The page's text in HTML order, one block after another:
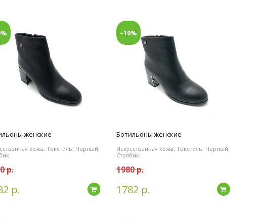
женские
кожа, Текстиль, Черный,
р.
р. Подробнее
–10%
Ботильоны женские
Искусственная кожа, Текстиль, Черный,
Столбик
1980 р.
1782 р.